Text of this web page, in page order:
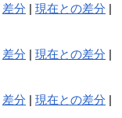
差分 |現在との差分 |
差分 |現在との差分 |
差分 |現在との差分 |